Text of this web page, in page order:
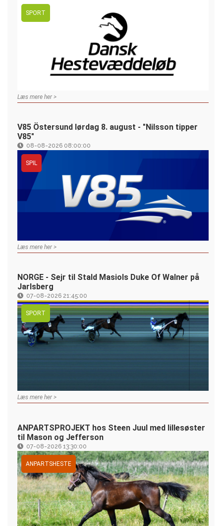
SPORT
Læs mere her >
V85 Östersund lørdag 8. august - "Nilsson tipper
V85"
08-08-2026 08:00:00
SPIL
Læs mere her >
NORGE - Sejr til Stald Masiols Duke Of Walner på
Jarlsberg
07-08-2026 21:45:00
SPORT
Læs mere her >
ANPARTSPROJEKT hos Steen Juul med lillesøster
til Mason og Jefferson
07-08-2026 13:30:00
ANPARTSHESTE